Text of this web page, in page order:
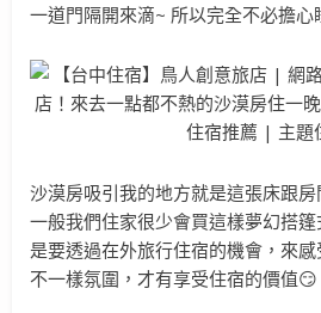
一道門隔開來滴~ 所以完全不必擔心
沙漠房吸引我的地方就是這張床跟房
一般我們住家很少會買這樣夢幻搭
是要透過在外旅行住宿的機會，來
不一樣氛圍，才有享受住宿的價值😏